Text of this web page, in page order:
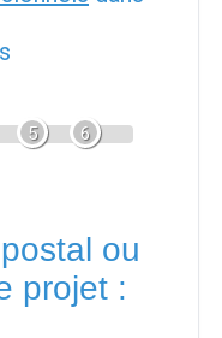
5 6
ou
projet :